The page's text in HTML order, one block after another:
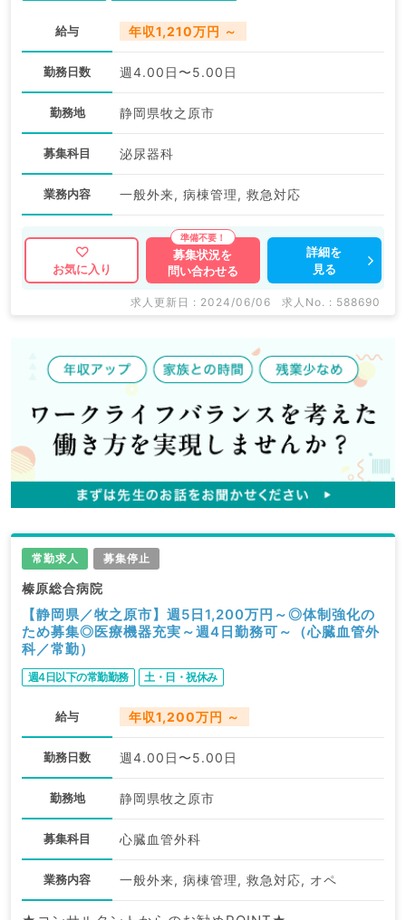
給与 年収1,210万円 ～
勤務日数 週4.00日〜5.00日
勤務地 静岡県牧之原市
募集科目 泌尿器科
業務内容 一般外来, 病棟管理, 救急対応
お気に入り
募集状況を
問い合わせる
詳細を
見る
求人更新日 : 2024/06/06 求人No. : 588690
常勤求人 募集停止
榛原総合病院
【静岡県／牧之原市】週5日1,200万円～◎体制強化の
ため募集◎医療機器充実～週4日勤務可～（心臓血管外
科／常勤）
週4日以下の常勤勤務 土・日・祝休み
給与 年収1,200万円 ～
勤務日数 週4.00日〜5.00日
勤務地 静岡県牧之原市
募集科目 心臓血管外科
業務内容 一般外来, 病棟管理, 救急対応, オペ